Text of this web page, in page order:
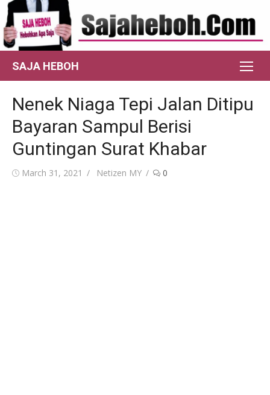
Skip
to
content
SAJA HEBOH
Nenek Niaga Tepi Jalan Ditipu
Bayaran Sampul Berisi
Guntingan Surat Khabar
Posted
March 31, 2021 Author
Netizen MY 0